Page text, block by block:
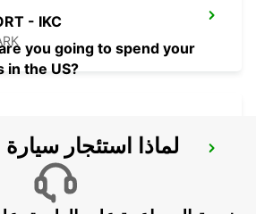
- IKC
you going to spend your
in the US?
لماذا استئجار